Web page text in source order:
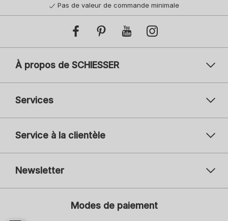
Pas de valeur de commande minimale
À propos de SCHIESSER
Services
Service à la clientèle
Newsletter
S'inscrire
Modes de paiement